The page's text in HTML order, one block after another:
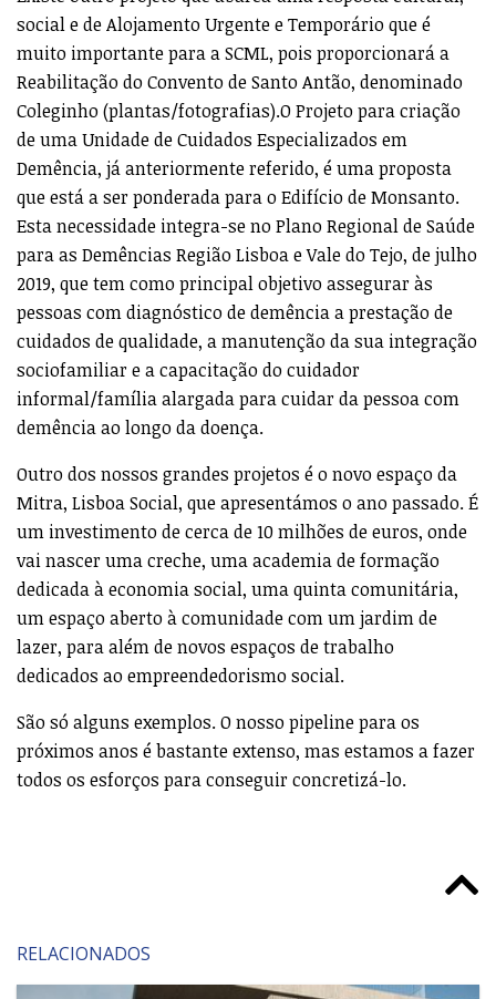
social e de Alojamento Urgente e Temporário que é
muito importante para a SCML, pois proporcionará a
Reabilitação do Convento de Santo Antão, denominado
Coleginho (plantas/fotografias).O Projeto para criação
de uma Unidade de Cuidados Especializados em
Demência, já anteriormente referido, é uma proposta
que está a ser ponderada para o Edifício de Monsanto.
Esta necessidade integra-se no Plano Regional de Saúde
para as Demências Região Lisboa e Vale do Tejo, de julho
2019, que tem como principal objetivo assegurar às
pessoas com diagnóstico de demência a prestação de
cuidados de qualidade, a manutenção da sua integração
sociofamiliar e a capacitação do cuidador
informal/família alargada para cuidar da pessoa com
demência ao longo da doença.
Outro dos nossos grandes projetos é o novo espaço da
Mitra, Lisboa Social, que apresentámos o ano passado. É
um investimento de cerca de 10 milhões de euros, onde
vai nascer uma creche, uma academia de formação
dedicada à economia social, uma quinta comunitária,
um espaço aberto à comunidade com um jardim de
lazer, para além de novos espaços de trabalho
dedicados ao empreendedorismo social.
São só alguns exemplos. O nosso pipeline para os
próximos anos é bastante extenso, mas estamos a fazer
todos os esforços para conseguir concretizá-lo.
RELACIONADOS